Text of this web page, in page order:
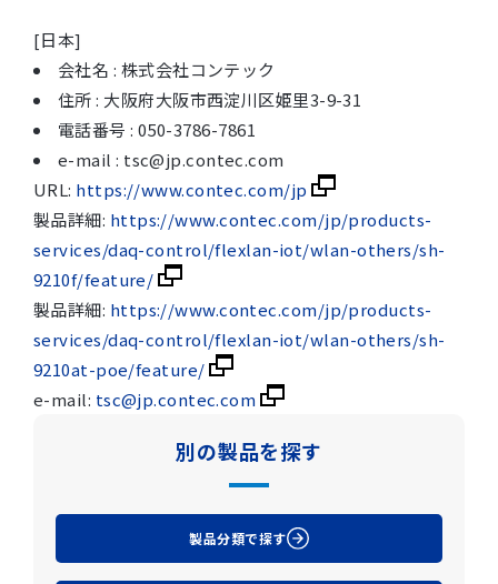
[日本]
会社名 : 株式会社コンテック
住所 : 大阪府大阪市西淀川区姫里3-9-31
電話番号 : 050-3786-7861
e-mail : tsc@jp.contec.com
URL: https://www.contec.com/jp
製品詳細: https://www.contec.com/jp/products-
services/daq-control/flexlan-iot/wlan-others/sh-
9210f/feature/
製品詳細: https://www.contec.com/jp/products-
services/daq-control/flexlan-iot/wlan-others/sh-
9210at-poe/feature/
e-mail: tsc@jp.contec.com
別の製品を探す
製品分類で探す